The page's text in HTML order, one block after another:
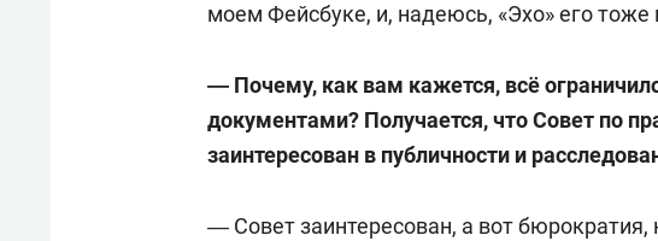
моем Фейсбуке, и, надеюсь, «Эхо» его тоже
― Почему, как вам кажется, всё
документами? Получается, что Совет по
заинтересован в публичности и
― Совет заинтересован, а вот бюрократия,